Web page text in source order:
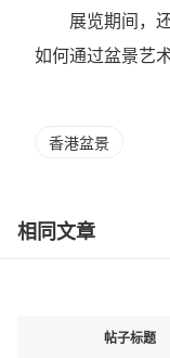
展览期间，
如何通过盆景艺
香港盆景
相同文章
帖子标题